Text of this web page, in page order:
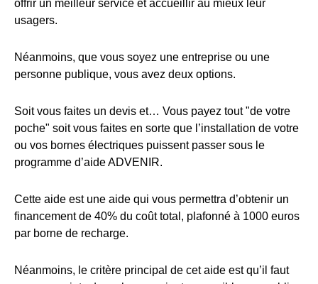
offrir un meilleur service et accueillir au mieux leur
usagers.
Néanmoins, que vous soyez une entreprise ou une
personne publique, vous avez deux options.
Soit vous faites un devis et… Vous payez tout "de votre
poche" soit vous faites en sorte que l’installation de votre
ou vos bornes électriques puissent passer sous le
programme d’aide ADVENIR.
Cette aide est une aide qui vous permettra d’obtenir un
financement de 40% du coût total, plafonné à 1000 euros
par borne de recharge.
Néanmoins, le critère principal de cet aide est qu’il faut